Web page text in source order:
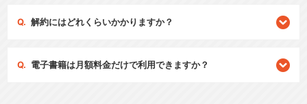
解約にはどれくらいかかりますか？
電子書籍は月額料金だけで利用できますか？